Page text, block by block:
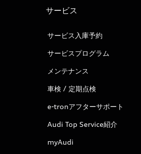
サービス
サービス入庫予約
サービスプログラム
メンテナンス
車検 / 定期点検
e-tronアフターサポート
Audi Top Service紹介
myAudi